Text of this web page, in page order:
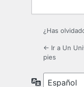
¿Has
← Ir a Un
pies
Idioma